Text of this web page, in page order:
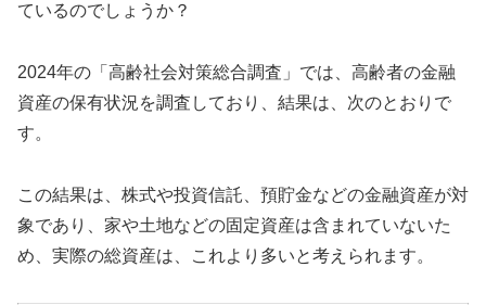
ているのでしょうか？
2024年の「高齢社会対策総合調査」では、高齢者の金融
資産の保有状況を調査しており、結果は、次のとおりで
す。
この結果は、株式や投資信託、預貯金などの金融資産が対
象であり、家や土地などの固定資産は含まれていないた
め、実際の総資産は、これより多いと考えられます。